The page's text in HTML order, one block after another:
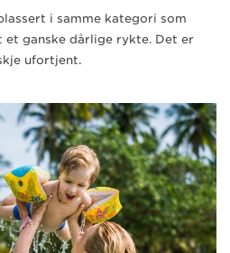
i samme kategori som
ganske dårlige rykte. Det er
ufortjent.